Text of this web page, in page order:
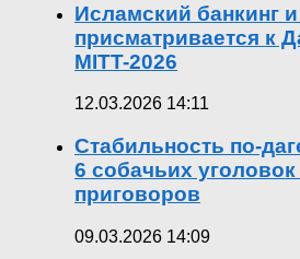
Исламский банкинг
присматривается к
MITT-2026
12.03.2026 14:11
Стабильность по-
6 собачьих
приговоров
09.03.2026 14:09